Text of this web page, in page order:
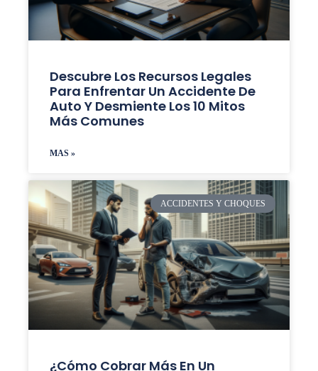
Descubre Los Recursos Legales
Para Enfrentar Un Accidente De
Auto Y Desmiente Los 10 Mitos
Más Comunes
MAS »
ACCIDENTES Y CHOQUES
¿Cómo Cobrar Más En Un